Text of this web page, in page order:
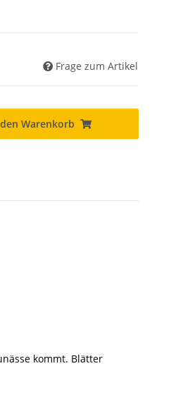
Frage zum Artikel
Warenkorb
kommt. Blätter